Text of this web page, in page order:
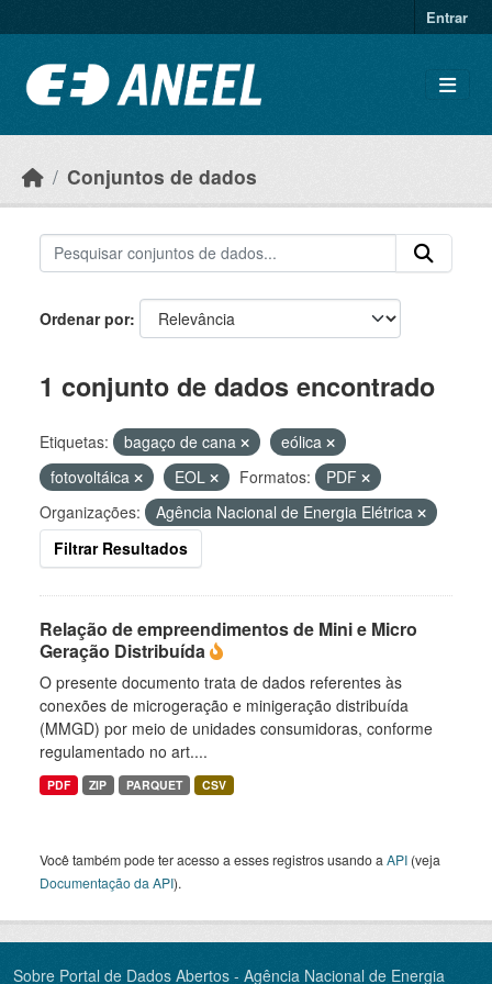
Entrar
Conjuntos de dados
Ordenar por
1 conjunto de dados encontrado
Etiquetas: bagaço de cana
eólica
fotovoltáica
EOL Formatos:
PDF
Organizações:
Agência Nacional de Energia Elétrica
Filtrar Resultados
Relação de empreendimentos de Mini e Micro
Geração Distribuída
O presente documento trata de dados referentes às
conexões de microgeração e minigeração distribuída
(MMGD) por meio de unidades consumidoras, conforme
regulamentado no art....
PDF ZIP PARQUET CSV
Você também pode ter acesso a esses registros usando a API (veja
Documentação da API).
Sobre Portal de Dados Abertos - Agência Nacional de Energia